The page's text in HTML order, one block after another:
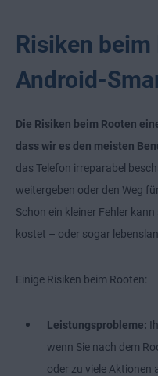
Risiken beim
Android-
Die Risiken beim Rooten
dass wir es den meisten
das Telefon irreparabel
weitergeben oder den Weg
Schon ein kleiner Fehler
kostet – oder sogar
Einige Risiken beim Rooten:
Leistungsprobleme:
wenn Sie nach dem
oder zu viele Aktionen